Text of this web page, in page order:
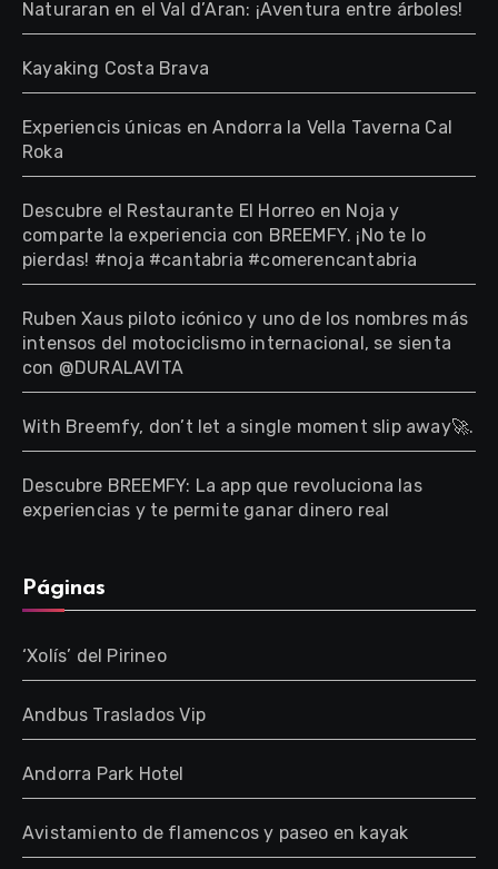
Naturaran en el Val d’Aran: ¡Aventura entre árboles!
Kayaking Costa Brava
Experiencis únicas en Andorra la Vella Taverna Cal
Roka
Descubre el Restaurante El Horreo en Noja y
comparte la experiencia con BREEMFY. ¡No te lo
pierdas! #noja #cantabria #comerencantabria
Ruben Xaus piloto icónico y uno de los nombres más
intensos del motociclismo internacional, se sienta
con @DURALAVITA
With Breemfy, don’t let a single moment slip away🚀.
Descubre BREEMFY: La app que revoluciona las
experiencias y te permite ganar dinero real
Páginas
‘Xolís’ del Pirineo
Andbus Traslados Vip
Andorra Park Hotel
Avistamiento de flamencos y paseo en kayak